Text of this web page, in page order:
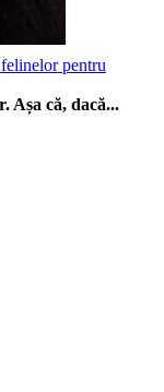
pentru
Așa că, dacă...